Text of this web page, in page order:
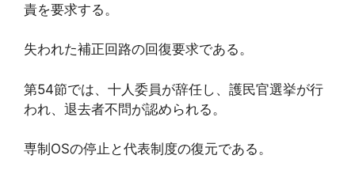
責を要求する。
失われた補正回路の回復要求である。
第54節では、十人委員が辞任し、護民官選挙が行
われ、退去者不問が認められる。
専制OSの停止と代表制度の復元である。